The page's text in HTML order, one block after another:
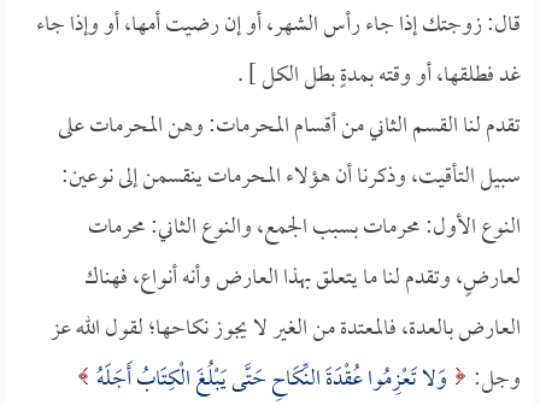
قال: زوجتك إذا جاء رأس الشهر، أو إن رضيت أمها، أو وإذا جاء
غد فطلقها، أو وقته بمدةٍ بطل الكل ] .
تقدم لنا القسم الثاني من أقسام المحرمات: وهن المحرمات على
سبيل التأقيت، وذكرنا أن هؤلاء المحرمات ينقسمن إلى نوعين:
النوع الأول: محرمات بسبب الجمع، والنوع الثاني: محرمات
لعارضٍ، وتقدم لنا ما يتعلق بهذا العارض وأنه أنواع، فهناك
العارض بالعدة، فالمعتدة من الغير لا يجوز نكاحها؛ لقول الله عز
وجل:
وَلا تَعْزِمُوا عُقْدَةَ النِّكَاحِ حَتَّى يَبْلُغَ الْكِتَابُ أَجَلَهُ